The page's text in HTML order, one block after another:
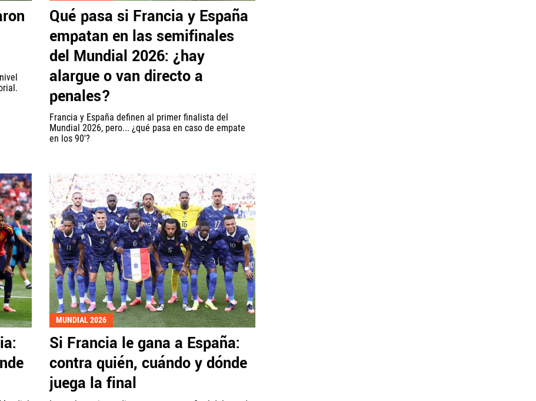
Qué pasa si Francia y España
empatan en las semifinales
del Mundial 2026: ¿hay
alargue o van directo a
penales?
Francia y España definen al primer finalista del
Mundial 2026, pero... ¿qué pasa en caso de empate
en los 90'?
MUNDIAL 2026
Si Francia le gana a España:
contra quién, cuándo y dónde
juega la final